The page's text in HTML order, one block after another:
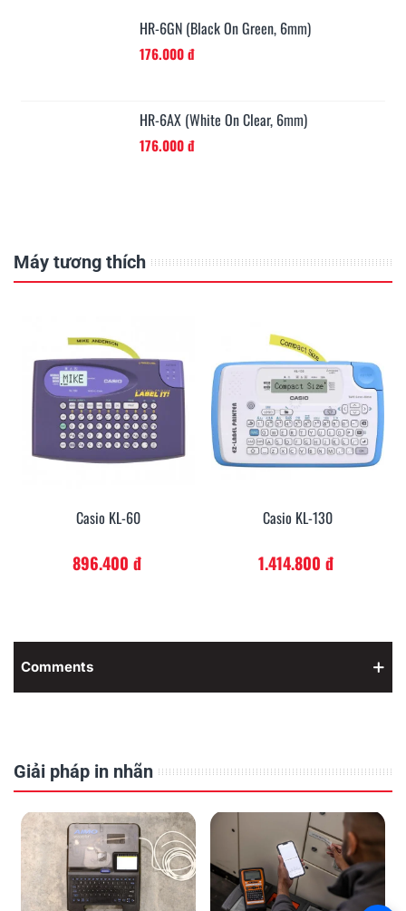
HR-6GN (Black On Green, 6mm)
176.000 đ
HR-6AX (White On Clear, 6mm)
176.000 đ
Máy tương thích
Casio KL-60
896.400 đ
Casio KL-130
1.414.800 đ
Comments
Giải pháp in nhãn